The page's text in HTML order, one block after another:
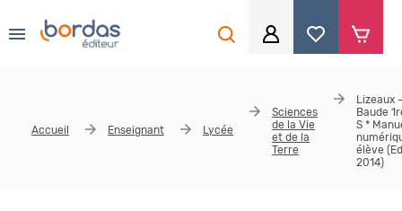
Identifiant
Accueil Enseignant Lycée
Sciences
de la Vie
et de la
Terre
Lizeaux -
Baude
S *
élève
2014)